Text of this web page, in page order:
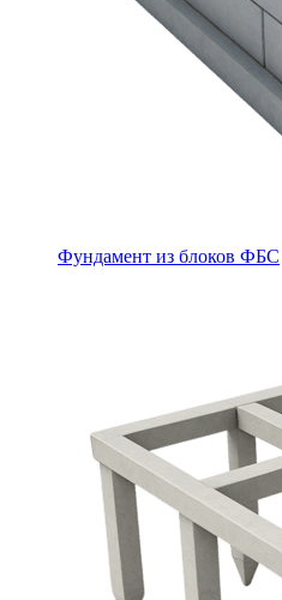
Фундамент из блоков ФБС